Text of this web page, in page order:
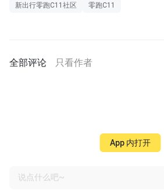
新出行零跑C11社区 零跑C11
全部评论 只看作者
说点什么吧~
App 内打开